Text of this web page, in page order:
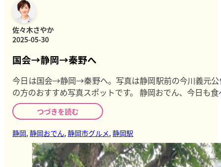
佐々木さやか
2025-05-30
国会→静岡→秦野へ
今日は国会→静岡→秦野へ。写真は静岡駅前の今川義元公
の方のおすすめ写真スポットです。 静岡おでん、今日も
つづきを読む
静岡,静岡おでん,静岡市グルメ,静岡駅